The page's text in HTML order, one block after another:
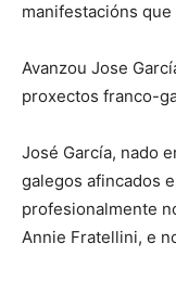
manifestacións que
Avanzou Jose
proxectos franco-
José García, nado
galegos afincados
profesionalmente
Annie Fratellini, e